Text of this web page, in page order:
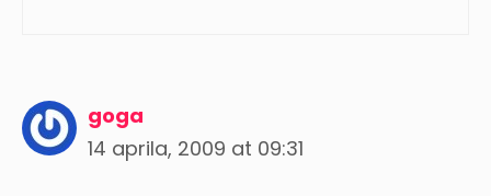
goga
14 aprila, 2009 at 09:31